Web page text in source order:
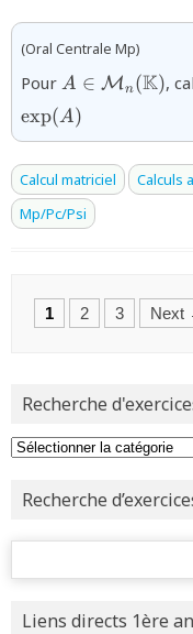
(Oral Centrale Mp)
Pour A ∈ Mn (K),
exp(A)
Calcul matriciel Calculs
Mp/Pc/Psi
Posts
1 2 3 Next
Recherche
Recherche
Rechercher :
Liens directs 1ère